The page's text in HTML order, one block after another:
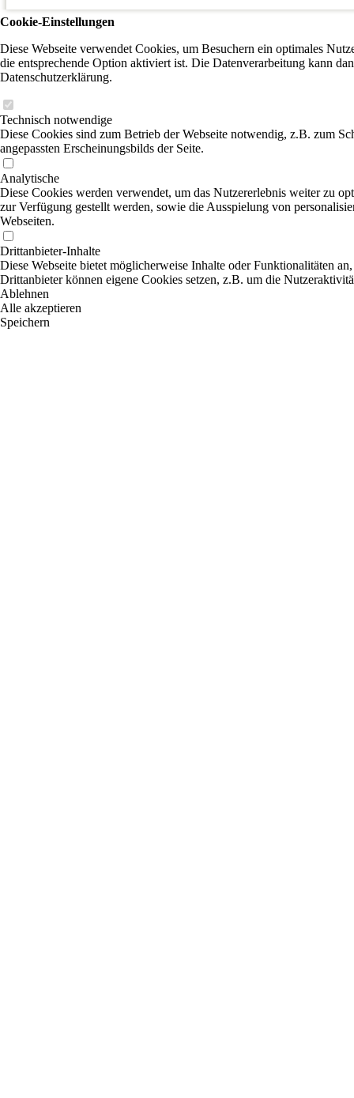
Cookie-Einstellungen
Diese Webseite verwendet Cookies, um Besuchern ein optimales
die entsprechende Option aktiviert ist. Die Datenverarbeitung kann
Datenschutzerklärung.
Technisch notwendige
Diese Cookies sind zum Betrieb der Webseite notwendig, z.B. zum
angepassten Erscheinungsbilds der Seite.
Analytische
Diese Cookies werden verwendet, um das Nutzererlebnis weiter zu
zur Verfügung gestellt werden, sowie die Ausspielung von
Webseiten.
Drittanbieter-Inhalte
Diese Webseite bietet möglicherweise Inhalte oder Funktionalitäten
Drittanbieter können eigene Cookies setzen, z.B. um die
Ablehnen
Alle akzeptieren
Speichern